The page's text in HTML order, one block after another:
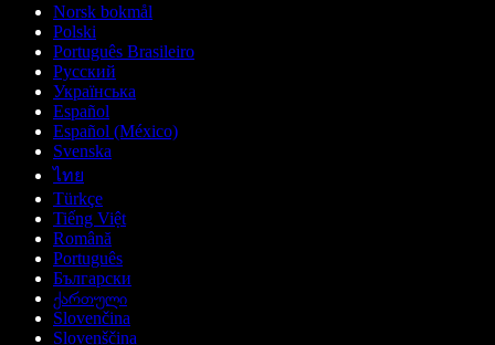
Norsk bokmål
Polski
Português Brasileiro
Русский
Українська
Español
Español (México)
Svenska
ไทย
Türkçe
Tiếng Việt
Română
Português
Български
ქართული
Slovenčina
Slovenščina